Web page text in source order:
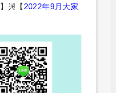
】 與 【 2022年9月大家